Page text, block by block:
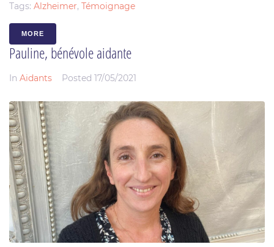
Tags: Alzheimer, Témoignage
MORE
Pauline, bénévole aidante
In Aidants Posted 17/05/2021